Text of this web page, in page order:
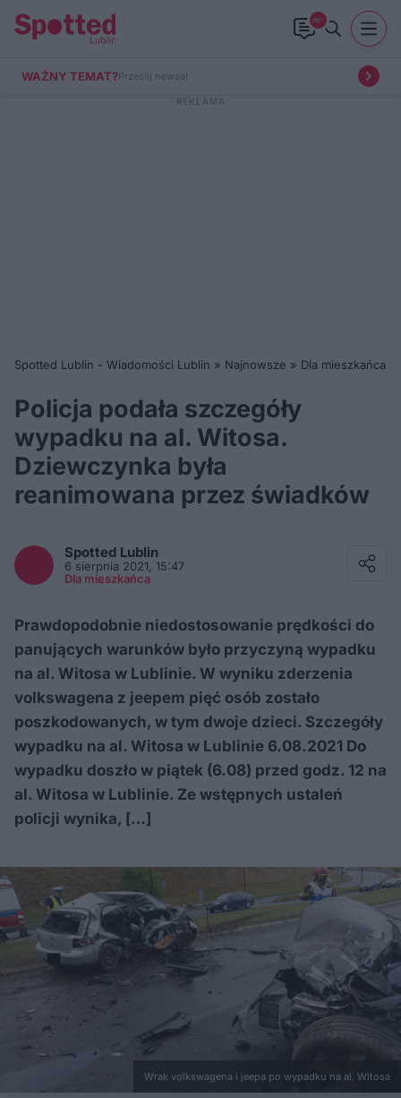
99+
WAŻNY TEMAT?Prześlij newsa!
Spotted Lublin - Wiadomości Lublin » Najnowsze » Dla mieszkańca
Policja podała szczegóły
wypadku na al. Witosa.
Dziewczynka była
reanimowana przez świadków
Spotted Lublin
6 sierpnia 2021, 15:47
Dla mieszkańca
Prawdopodobnie niedostosowanie prędkości do
panujących warunków było przyczyną wypadku
na al. Witosa w Lublinie. W wyniku zderzenia
volkswagena z jeepem pięć osób zostało
poszkodowanych, w tym dwoje dzieci. Szczegóły
wypadku na al. Witosa w Lublinie 6.08.2021 Do
wypadku doszło w piątek (6.08) przed godz. 12 na
al. Witosa w Lublinie. Ze wstępnych ustaleń
policji wynika, […]
Wrak volkswagena i jeepa po wypadku na al. Witosa